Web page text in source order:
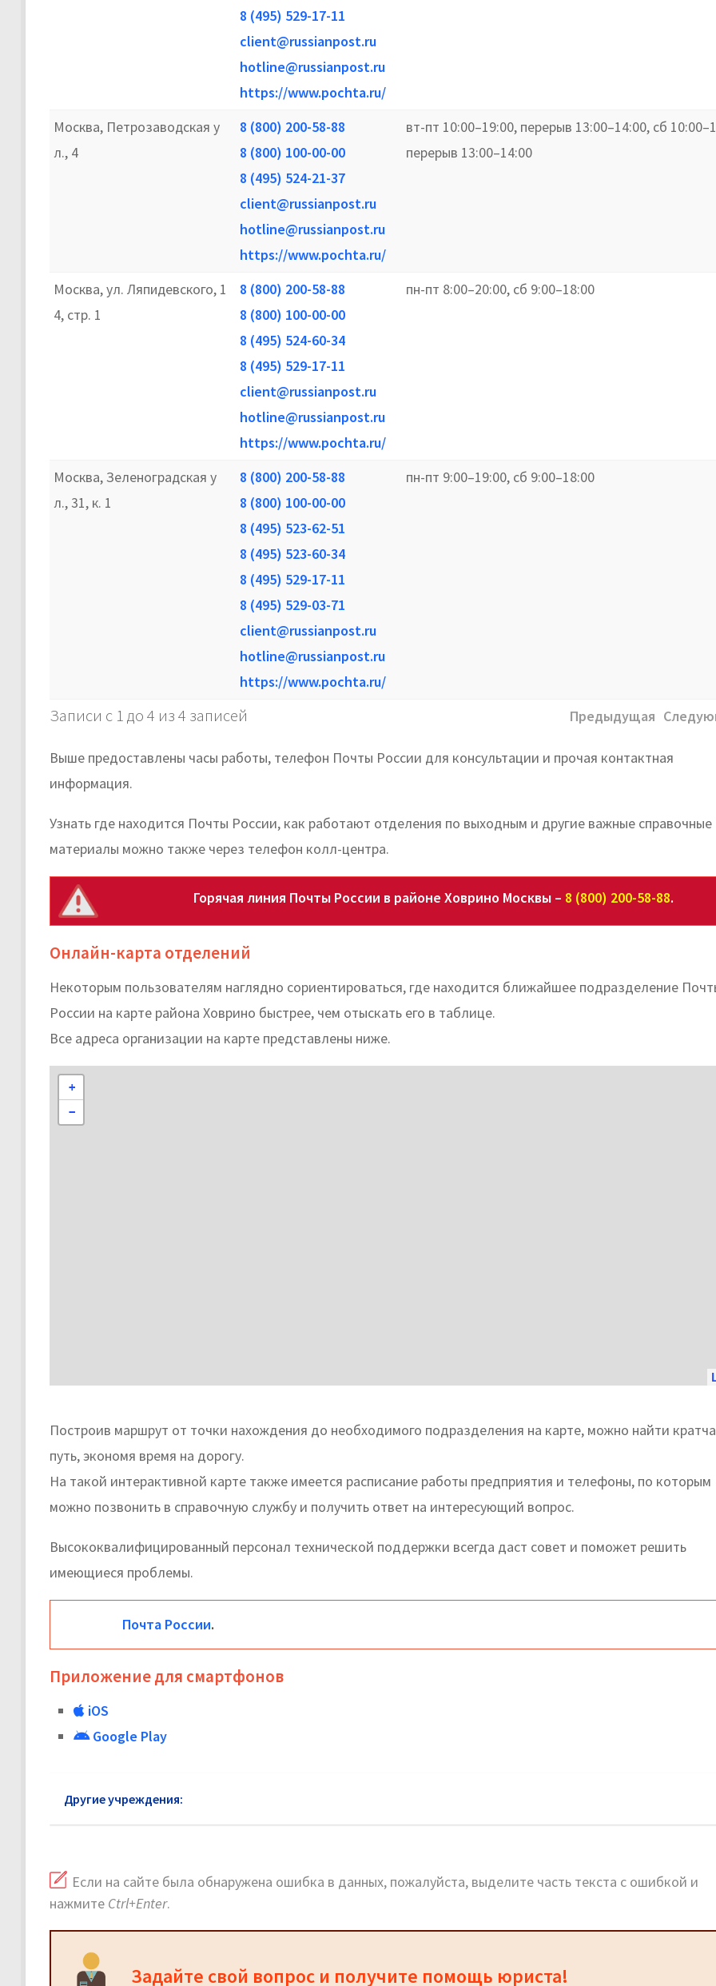
8 (495) 529-17-11
client@russianpost.ru
hotline@russianpost.ru
https://www.pochta.ru/
Москва, Петрозаводская у
л., 4
8 (800) 200-58-88
8 (800) 100-00-00
8 (495) 524-21-37
client@russianpost.ru
hotline@russianpost.ru
https://www.pochta.ru/
вт-пт 10:00–19:00, перерыв 13:00–14:00, сб
перерыв 13:00–14:00
Москва, ул. Ляпидевского, 1
4, стр. 1
8 (800) 200-58-88
8 (800) 100-00-00
8 (495) 524-60-34
8 (495) 529-17-11
client@russianpost.ru
hotline@russianpost.ru
https://www.pochta.ru/
пн-пт 8:00–20:00, сб 9:00–18:00
Москва, Зеленоградская у
л., 31, к. 1
8 (800) 200-58-88
8 (800) 100-00-00
8 (495) 523-62-51
8 (495) 523-60-34
8 (495) 529-17-11
8 (495) 529-03-71
client@russianpost.ru
hotline@russianpost.ru
https://www.pochta.ru/
пн-пт 9:00–19:00, сб 9:00–18:00
Записи с 1 до 4 из 4 записей Предыдущая
Выше предоставлены часы работы, телефон Почты России для консультации и прочая контактная
информация.
Узнать где находится Почты России, как работают отделения по выходным и другие важные справочные
материалы можно также через телефон колл-центра.
Горячая линия Почты России в районе Ховрино Москвы – 8 (800) 200-58-88.
Онлайн-карта отделений
Некоторым пользователям наглядно сориентироваться, где находится ближайшее подразделение
России на карте района Ховрино быстрее, чем отыскать его в таблице.
Все адреса организации на карте представлены ниже.
+
−
Построив маршрут от точки нахождения до необходимого подразделения на карте, можно найти
путь, экономя время на дорогу.
На такой интерактивной карте также имеется расписание работы предприятия и телефоны, по которым
можно позвонить в справочную службу и получить ответ на интересующий вопрос.
Высококвалифицированный персонал технической поддержки всегда даст совет и поможет решить
имеющиеся проблемы.
Почта России.
Приложение для смартфонов
iOS
Google Play
Другие учреждения:
Если на сайте была обнаружена ошибка в данных, пожалуйста, выделите часть текста с ошибкой и
нажмите Ctrl+Enter.
Задайте свой вопрос и получите помощь юриста!